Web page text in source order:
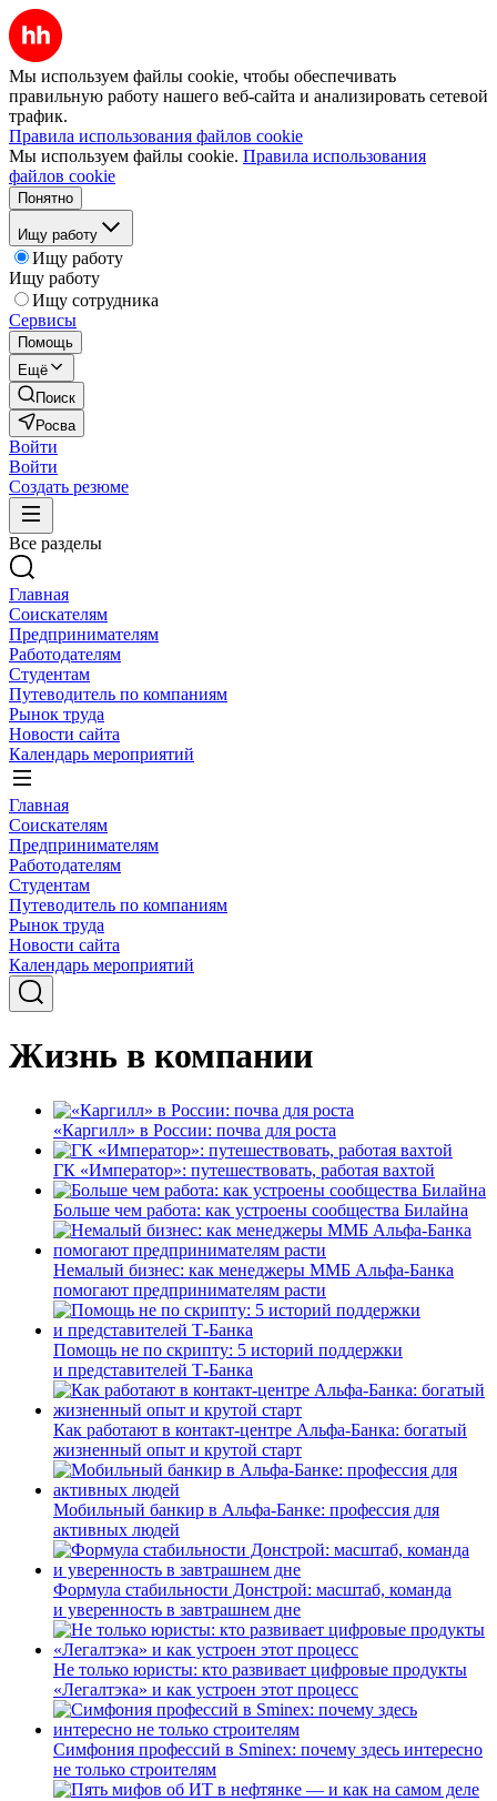
Мы используем файлы cookie, чтобы обеспечивать
правильную работу нашего веб-сайта и анализировать сетевой
трафик.
Правила использования файлов cookie
Мы используем файлы cookie. Правила использования
файлов cookie
Понятно
Ищу работу
Ищу работу
Ищу работу
Ищу сотрудника
Сервисы
Помощь
Ещё
Поиск
Росва
Войти
Войти
Создать резюме
Все разделы
Главная
Соискателям
Предпринимателям
Работодателям
Студентам
Путеводитель по компаниям
Рынок труда
Новости сайта
Календарь мероприятий
Главная
Соискателям
Предпринимателям
Работодателям
Студентам
Путеводитель по компаниям
Рынок труда
Новости сайта
Календарь мероприятий
Жизнь в компании
«Каргилл» в России: почва для роста
ГК «Император»: путешествовать, работая вахтой
Больше чем работа: как устроены сообщества Билайна
Немалый бизнес: как менеджеры ММБ Альфа-Банка
помогают предпринимателям расти
Помощь не по скрипту: 5 историй поддержки
и представителей Т-Банка
Как работают в контакт-центре Альфа-Банка: богатый
жизненный опыт и крутой старт
Мобильный банкир в Альфа-Банке: профессия для
активных людей
Формула стабильности Донстрой: масштаб, команда
и уверенность в завтрашнем дне
Не только юристы: кто развивает цифровые продукты
«Легалтэка» и как устроен этот процесс
Симфония профессий в Sminex: почему здесь интересно
не только строителям